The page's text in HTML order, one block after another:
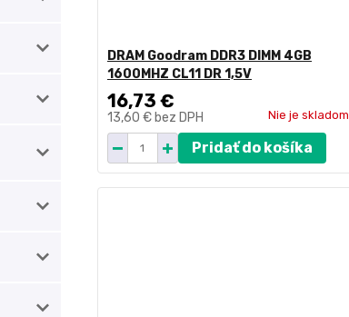
DRAM Goodram DDR3 DIMM 4GB
1600MHZ CL11 DR 1,5V
16,73 €
13,60 € bez DPH Nie je skladom
Pridať do košíka